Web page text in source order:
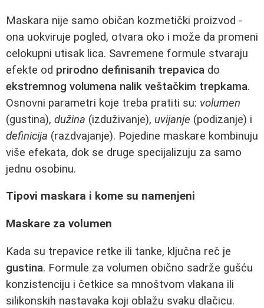
Maskara nije samo običan kozmetički proizvod -
ona uokviruje pogled, otvara oko i može da promeni
celokupni utisak lica. Savremene formule stvaraju
efekte od prirodno definisanih trepavica do
ekstremnog volumena nalik veštačkim trepkama.
Osnovni parametri koje treba pratiti su: volumen
(gustina), dužina (izduživanje), uvijanje (podizanje) i
definicija (razdvajanje). Pojedine maskare kombinuju
više efekata, dok se druge specijalizuju za samo
jednu osobinu.
Tipovi maskara i kome su namenjeni
Maskare za volumen
Kada su trepavice retke ili tanke, ključna reč je
gustina. Formule za volumen obično sadrže gušću
konzistenciju i četkice sa mnoštvom vlakana ili
silikonskih nastavaka koji oblažu svaku dlačicu.